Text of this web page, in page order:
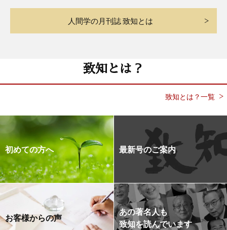
人間学の月刊誌 致知とは
致知とは？
致知とは？一覧
初めての方へ 最新号のご案内
お客様からの声
あの著名人も
致知を読んでいます